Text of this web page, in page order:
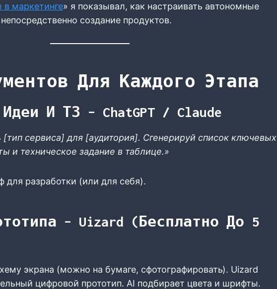
в маркетинге» я показывал, как настраивать автономные
создание продуктов.
Для Каждого Этапа
И ТЗ – ChatGPT / Claude
[тип сервиса] для [аудитория]. Сгенерируй список ключевых
и техническое задание в таблице.»
для разработки (или для себя).
– Uizard (бесплатно До 5
экрана (можно на бумаге, сфотографировать). Uizard
цифровой прототип. AI подбирает цвета и шрифты.